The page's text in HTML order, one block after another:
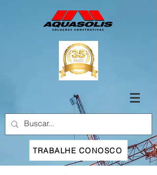
TRABALHE CONOSCO